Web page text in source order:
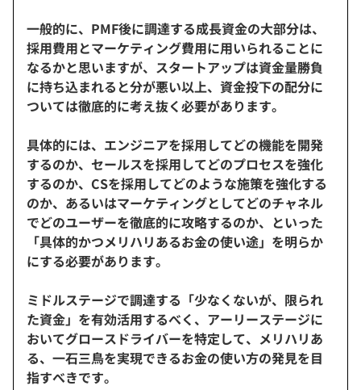
一般的に、PMF後に調達する成長資金の大部分は、
採用費用とマーケティング費用に用いられることに
なるかと思いますが、スタートアップは資金量勝負
に持ち込まれると分が悪い以上、資金投下の配分に
ついては徹底的に考え抜く必要があります。
具体的には、エンジニアを採用してどの機能を開発
するのか、セールスを採用してどのプロセスを強化
するのか、CSを採用してどのような施策を強化する
のか、あるいはマーケティングとしてどのチャネル
でどのユーザーを徹底的に攻略するのか、といった
「具体的かつメリハリあるお金の使い途」を明らか
にする必要があります。
ミドルステージで調達する「少なくないが、限られ
た資金」を有効活用するべく、アーリーステージに
おいてグロースドライバーを特定して、メリハリあ
る、一石三鳥を実現できるお金の使い方の発見を目
指すべきです。